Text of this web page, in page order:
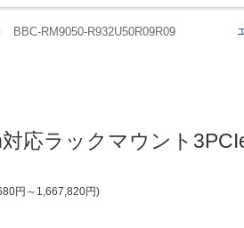
BBC-RM9050-R932U50R09R09
応ラックマウント
円 ～ 1,667,820円